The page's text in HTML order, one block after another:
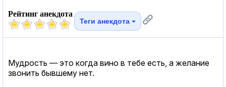
Рейтинг анекдота
Теги анекдота
Мудрость — это когда вино в тебе есть, а желание
звонить бывшему нет.